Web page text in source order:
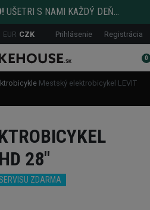
UŠETRI S NAMI KAŽDÝ DEŇ...
EUR CZK Prihlásenie Registrácia
0
Mestský elektrobicykel LEVIT
28"
ZDARMA